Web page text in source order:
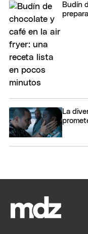
Budín
La